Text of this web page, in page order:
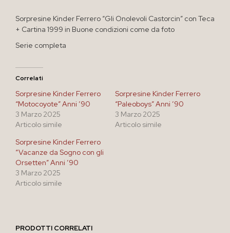
Sorpresine Kinder Ferrero “Gli Onolevoli Castorcin” con Teca
+ Cartina 1999 in Buone condizioni come da foto
Serie completa
Correlati
Sorpresine Kinder Ferrero
“Motocoyote” Anni ’90
3 Marzo 2025
Articolo simile
Sorpresine Kinder Ferrero
“Paleoboys” Anni ’90
3 Marzo 2025
Articolo simile
Sorpresine Kinder Ferrero
“Vacanze da Sogno con gli
Orsetten” Anni ’90
3 Marzo 2025
Articolo simile
PRODOTTI CORRELATI